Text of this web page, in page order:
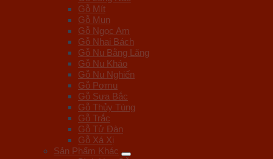
Gỗ Mít
Gỗ Mun
Gỗ Ngọc Am
Gỗ Nhai Bách
Gỗ Nu Bằng Lăng
Gỗ Nu Kháo
Gỗ Nu Nghiến
Gỗ Pơmu
Gỗ Sưa Bắc
Gỗ Thủy Tùng
Gỗ Trắc
Gỗ Tử Đàn
Gỗ Xá Xị
Sản Phẩm Khác